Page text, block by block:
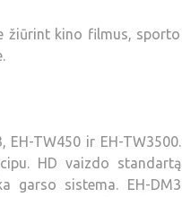
žiūrint kino filmus, sporto
TW450 ir EH-TW3500.
HD vaizdo standartą
garso sistema. EH-DM3